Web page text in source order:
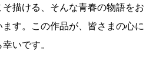
描ける、そんな青春の物語をお
す。この作品が、皆さまの心に
いです。